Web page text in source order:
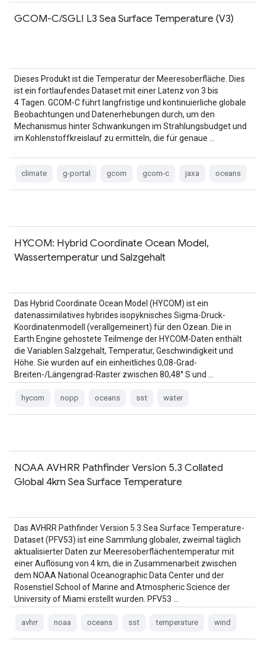
GCOM-C/SGLI L3 Sea Surface Temperature (V3)
Dieses Produkt ist die Temperatur der Meeresoberfläche. Dies
ist ein fortlaufendes Dataset mit einer Latenz von 3 bis
4 Tagen. GCOM-C führt langfristige und kontinuierliche globale
Beobachtungen und Datenerhebungen durch, um den
Mechanismus hinter Schwankungen im Strahlungsbudget und
im Kohlenstoffkreislauf zu ermitteln, die für genaue …
climate g-portal gcom gcom-c jaxa oceans
HYCOM: Hybrid Coordinate Ocean Model,
Wassertemperatur und Salzgehalt
Das Hybrid Coordinate Ocean Model (HYCOM) ist ein
datenassimilatives hybrides isopyknisches Sigma-Druck-
Koordinatenmodell (verallgemeinert) für den Ozean. Die in
Earth Engine gehostete Teilmenge der HYCOM-Daten enthält
die Variablen Salzgehalt, Temperatur, Geschwindigkeit und
Höhe. Sie wurden auf ein einheitliches 0,08-Grad-
Breiten-/Längengrad-Raster zwischen 80,48° S und …
hycom nopp oceans sst water
NOAA AVHRR Pathfinder Version 5.3 Collated
Global 4km Sea Surface Temperature
Das AVHRR Pathfinder Version 5.3 Sea Surface Temperature-
Dataset (PFV53) ist eine Sammlung globaler, zweimal täglich
aktualisierter Daten zur Meeresoberflächentemperatur mit
einer Auflösung von 4 km, die in Zusammenarbeit zwischen
dem NOAA National Oceanographic Data Center und der
Rosenstiel School of Marine and Atmospheric Science der
University of Miami erstellt wurden. PFV53 …
avhrr noaa oceans sst temperature wind